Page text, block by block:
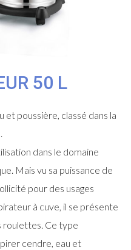
50 L
et poussière, classé dans la
dans le domaine
Mais vu sa puissance de
pour des usages
à cuve, il se présente
roulettes. Ce type
cendre, eau et